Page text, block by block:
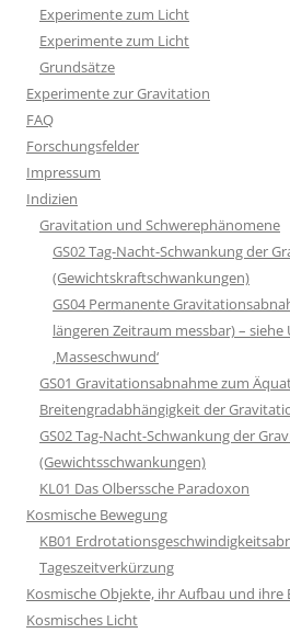
Experimente zum Licht
Experimente zum Licht
Grundsätze
Experimente zur Gravitation
FAQ
Forschungsfelder
Impressum
Indizien
Gravitation und Schwerephänomene
GS02 Tag-Nacht-Schwankung der
(Gewichtskraftschwankungen)
GS04 Permanente
längeren Zeitraum messbar) – siehe
‚Masseschwund‘
GS01 Gravitationsabnahme zum
Breitengradabhängigkeit der
GS02 Tag-Nacht-Schwankung der
(Gewichtsschwankungen)
KL01 Das Olberssche Paradoxon
Kosmische Bewegung
KB01
Tageszeitverkürzung
Kosmische Objekte, ihr Aufbau und ihre
Kosmisches Licht